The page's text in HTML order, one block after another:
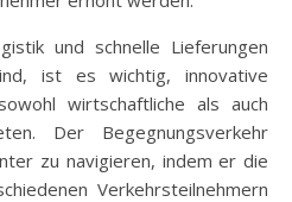
und schnelle Lieferungen
ist es wichtig, innovative
wirtschaftliche als auch
Der Begegnungsverkehr
zu navigieren, indem er die
Verkehrsteilnehmern